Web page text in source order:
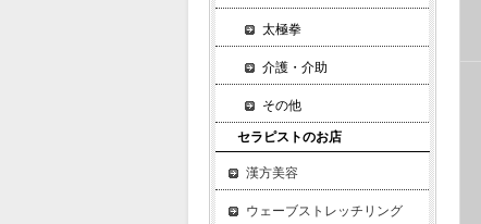
太極拳
介護・介助
その他
セラピストのお店
漢方美容
ウェーブストレッチリング